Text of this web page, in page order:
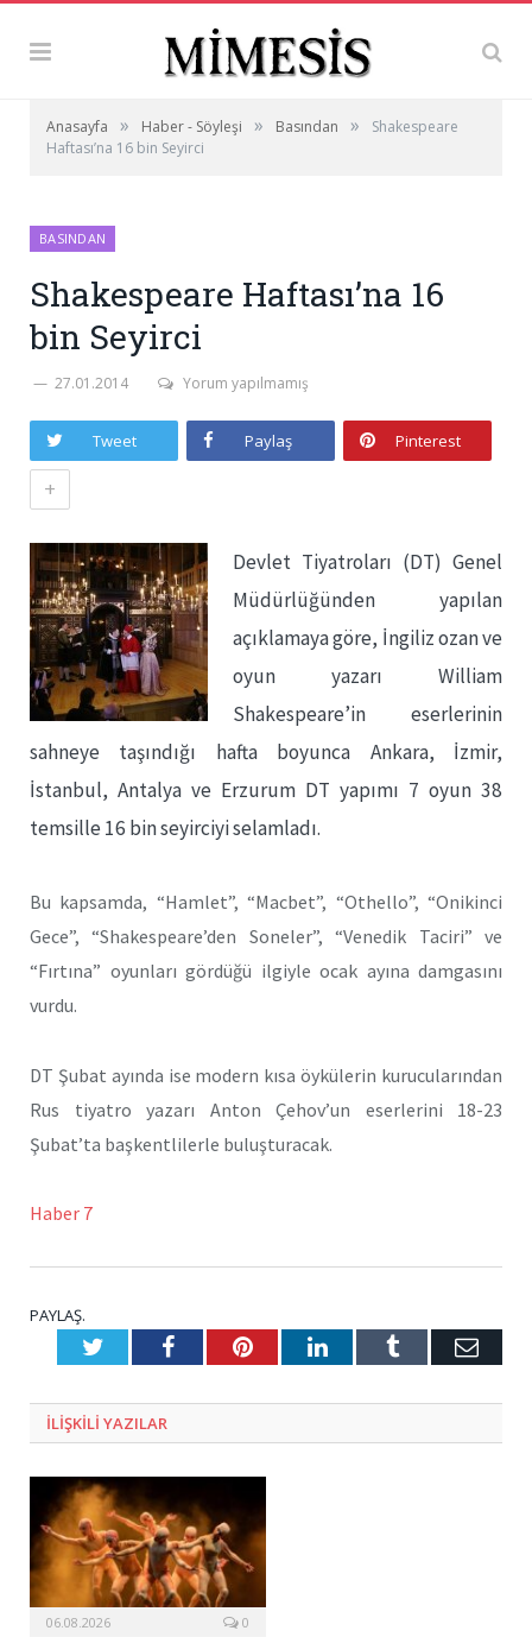
Anasayfa » Haber - Söyleşi » Basından »
Shakespeare
Haftası’na 16 bin Seyirci
BASINDAN
Shakespeare Haftası’na 16
bin Seyirci
27.01.2014 Yorum yapılmamış
Tweet Paylaş Pinterest
+
Devlet Tiyatroları (DT) Genel
Müdürlüğünden yapılan
açıklamaya göre, İngiliz ozan ve
oyun yazarı William
Shakespeare’in eserlerinin
sahneye taşındığı hafta boyunca Ankara, İzmir,
İstanbul, Antalya ve Erzurum DT yapımı 7 oyun 38
temsille 16 bin seyirciyi selamladı.
Bu kapsamda, “Hamlet”, “Macbet”, “Othello”, “Onikinci
Gece”, “Shakespeare’den Soneler”, “Venedik Taciri” ve
“Fırtına” oyunları gördüğü ilgiyle ocak ayına damgasını
vurdu.
DT Şubat ayında ise modern kısa öykülerin kurucularından
Rus tiyatro yazarı Anton Çehov’un eserlerini 18-23
Şubat’ta başkentlilerle buluşturacak.
Haber 7
PAYLAŞ.
TwitterFacebookPinterestLinkedInTumblr E-
ILIŞKILI YAZILAR
06.08.2026 0